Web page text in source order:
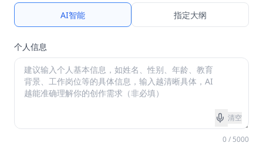
AI智能 指定大纲
个人信息
清空
0 / 5000